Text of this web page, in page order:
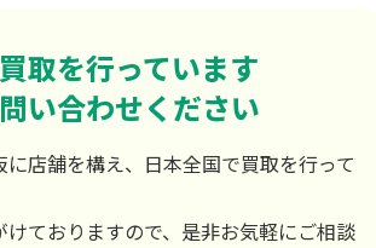
取を行っています
い合わせください
店舗を構え、日本全国で買取を行って
ておりますので、是非お気軽にご相談